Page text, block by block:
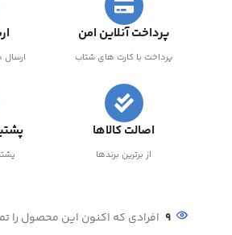
پرداخت آنلاین امن
پرداخت با کارت های شتاب ارسال
اصالت کالاها
از برترین برندها
9 افرادی که اکنون این محصول را